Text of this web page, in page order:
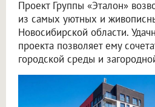
Проект Группы «Эталон»
из самых уютных и
Новосибирской области.
проекта позволяет ему
городской среды и